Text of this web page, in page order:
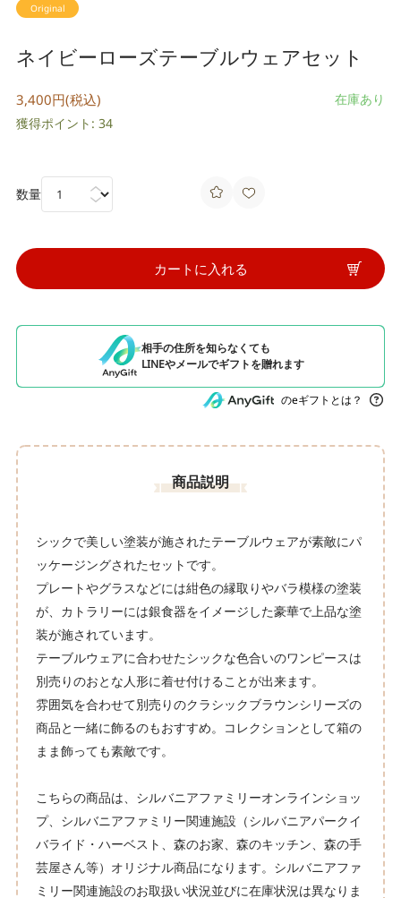
Original
ネイビーローズテーブルウェアセット
3,400円(税込)
獲得ポイント: 34
在庫あり
数量
カートに入れる
相手の住所を知らなくても
LINEやメールでギフトを贈れます
のeギフトとは？
商品説明
シックで美しい塗装が施されたテーブルウェアが素敵にパ
ッケージングされたセットです。
プレートやグラスなどには紺色の縁取りやバラ模様の塗装
が、カトラリーには銀食器をイメージした豪華で上品な塗
装が施されています。
テーブルウェアに合わせたシックな色合いのワンピースは
別売りのおとな人形に着せ付けることが出来ます。
雰囲気を合わせて別売りのクラシックブラウンシリーズの
商品と一緒に飾るのもおすすめ。コレクションとして箱の
まま飾っても素敵です。
こちらの商品は、シルバニアファミリーオンラインショッ
プ、シルバニアファミリー関連施設（シルバニアパークイ
バライド・ハーベスト、森のお家、森のキッチン、森の手
芸屋さん等）オリジナル商品になります。シルバニアファ
ミリー関連施設のお取扱い状況並びに在庫状況は異なりま